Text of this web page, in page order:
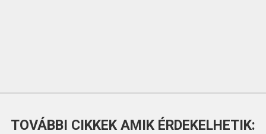
TOVÁBBI CIKKEK AMIK ÉRDEKELHETIK: